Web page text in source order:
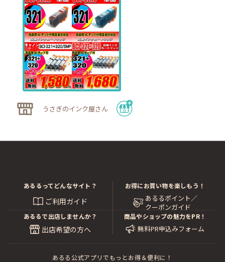
うさぎのインク屋さん
あるるってどんなサイト？
ご利用ガイド
お得にお買い物を楽しもう！
あるるポイント／
クーポンガイド
あるるで出店しませんか？
出店希望の方へ
商品やショップの魅力をPR！
無料PR申込みフォーム
あるる公式アプリでもっとお得＆便利に！